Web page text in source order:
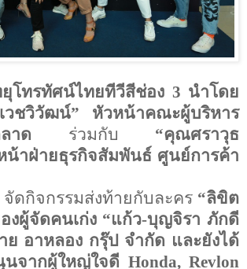
โทรทัศน์ไทยทีวีสีช่อง 3 นำโดย
วชวิวัฒน์” หัวหน้าคณะผู้บริหาร
าด ร่วมกับ
“คุณศราวุธ
น้าฝ่ายธุรกิจสัมพันธ์ ศูนย์การค้า
จัดกิจกรรมส่งท้ายกับละคร “ลิขิต
งผู้จัดคนเก่ง “แก้ว-บุญจิรา ภักดี
อาหลอง กรุ๊ป จำกัด และยังได้
นจากผู้ใหญ่ใจดี Honda, Revlon